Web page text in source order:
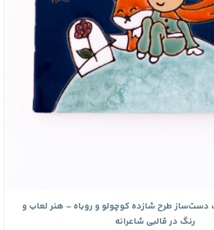
طرح شازده کوچولو و روباه – هنر لعاب و
رنگ در قالبی شاعرانه